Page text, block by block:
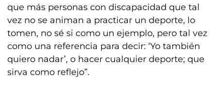
que más personas con discapacidad que tal
vez no se animan a practicar un deporte, lo
tomen, no sé si como un ejemplo, pero tal vez
como una referencia para decir: ‘Yo también
quiero nadar’, o hacer cualquier deporte; que
sirva como reflejo”.